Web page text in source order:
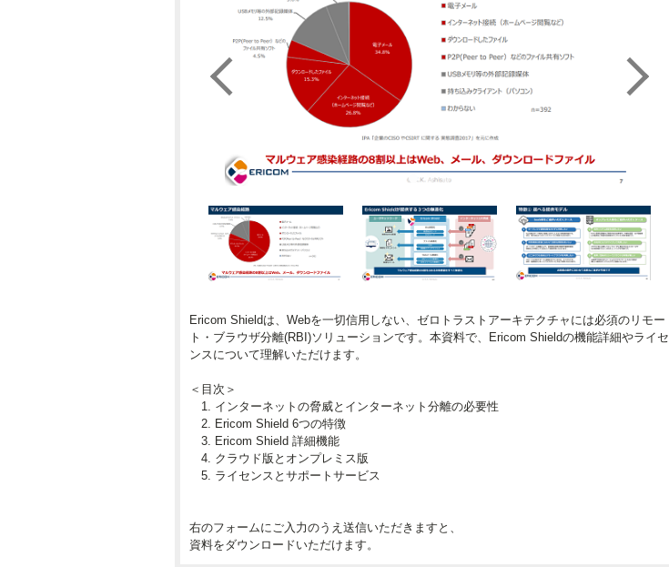
Ericom Shieldは、Webを一切信用しない、ゼロトラストアーキテクチャには必須のリモー
ト・ブラウザ分離(RBI)ソリューションです。本資料で、Ericom Shieldの機能詳細やライセ
ンスについて理解いただけます。
＜目次＞
1. インターネットの脅威とインターネット分離の必要性
2. Ericom Shield 6つの特徴
3. Ericom Shield 詳細機能
4. クラウド版とオンプレミス版
5. ライセンスとサポートサービス
右のフォームにご入力のうえ送信いただきますと、
資料をダウンロードいただけます。